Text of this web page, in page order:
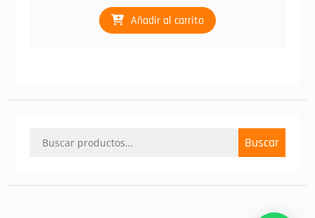
Añadir al carrito
por:
Buscar